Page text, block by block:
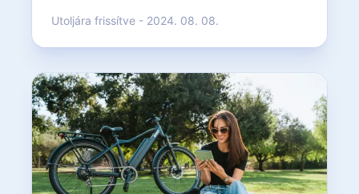
Utoljára frissítve - 2024. 08. 08.